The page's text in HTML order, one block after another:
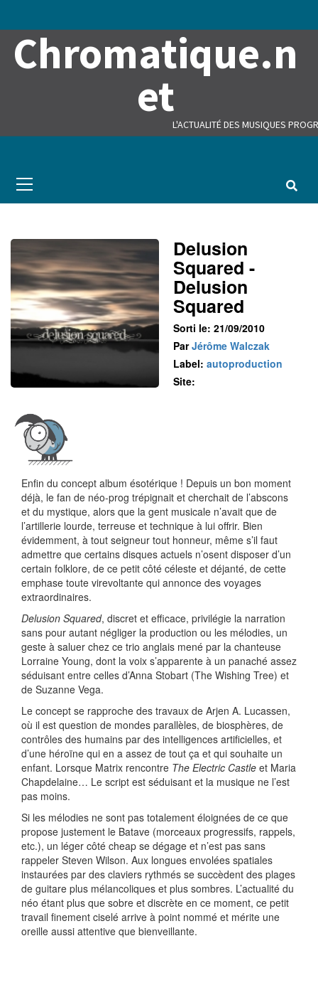
Chromatique.n
et
L'ACTUALITÉ DES MUSIQUES
Menu
Delusion
Squared -
Delusion
Squared
Sorti le: 21/09/2010
ParJérôme Walczak
Label: autoproduction
Site:
Enfin du concept album ésotérique ! Depuis un bon moment
déjà, le fan de néo-prog trépignait et cherchait de l’abscons
et du mystique, alors que la gent musicale n’avait que de
l’artillerie lourde, terreuse et technique à lui offrir. Bien
évidemment, à tout seigneur tout honneur, même s’il faut
admettre que certains disques actuels n’osent disposer d’un
certain folklore, de ce petit côté céleste et déjanté, de cette
emphase toute virevoltante qui annonce des voyages
extraordinaires.
Delusion Squared, discret et efficace, privilégie la narration
sans pour autant négliger la production ou les mélodies, un
geste à saluer chez ce trio anglais mené par la chanteuse
Lorraine Young, dont la voix s’apparente à un panaché assez
séduisant entre celles d’Anna Stobart (The Wishing Tree) et
de Suzanne Vega.
Le concept se rapproche des travaux de Arjen A. Lucassen,
où il est question de mondes parallèles, de biosphères, de
contrôles des humains par des intelligences artificielles, et
d’une héroïne qui en a assez de tout ça et qui souhaite un
enfant. Lorsque Matrix rencontre The Electric Castle et Maria
Chapdelaine… Le script est séduisant et la musique ne l’est
pas moins.
Si les mélodies ne sont pas totalement éloignées de ce que
propose justement le Batave (morceaux progressifs, rappels,
etc.), un léger côté cheap se dégage et n’est pas sans
rappeler Steven Wilson. Aux longues envolées spatiales
instaurées par des claviers rythmés se succèdent des plages
de guitare plus mélancoliques et plus sombres. L’actualité du
néo étant plus que sobre et discrète en ce moment, ce petit
travail finement ciselé arrive à point nommé et mérite une
oreille aussi attentive que bienveillante.